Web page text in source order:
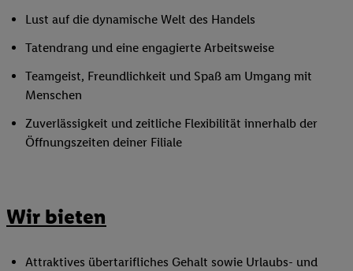
Lust auf die dynamische Welt des Handels
Tatendrang und eine engagierte Arbeitsweise
Teamgeist, Freundlichkeit und Spaß am Umgang mit
Menschen
Zuverlässigkeit und zeitliche Flexibilität innerhalb der
Öffnungszeiten deiner Filiale
Wir bieten
Attraktives übertarifliches Gehalt sowie Urlaubs- und